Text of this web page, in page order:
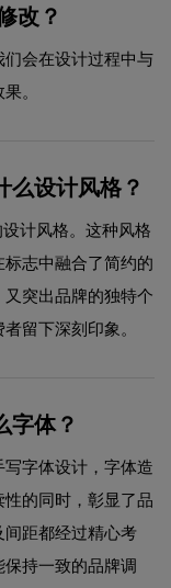
改？
会在设计过程中与
。
么设计风格？
计风格。这种风格
志中融合了简约的
突出品牌的独特个
留下深刻印象。
字体？
字体设计，字体造
的同时，彰显了品
间距都经过精心考
持一致的品牌调